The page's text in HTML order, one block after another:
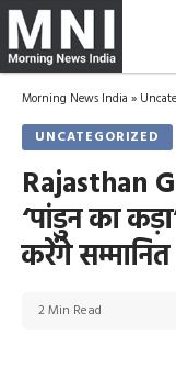
Morning News India »
UNCATEGORIZED
Rajasthan
‘पांडुन का
करेंगे सम्मानित
2 Min Read